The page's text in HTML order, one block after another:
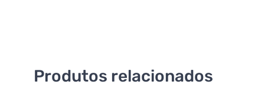
Produtos relacionados